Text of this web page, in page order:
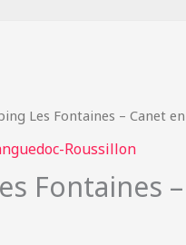
Les Fontaines – Canet
Roussillon
Fontaines